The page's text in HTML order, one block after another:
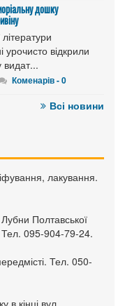
дошку
урочисто відкрили
Коменарів - 0
Всі новини
лакування.
Полтавської
Тел. 095-904-79-24.
Тел. 050-
в кінці вул.